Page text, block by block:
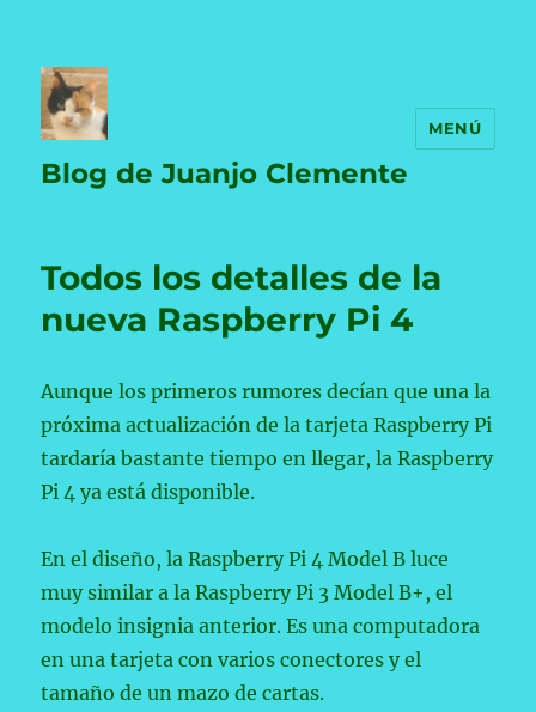
Blog de Juanjo Clemente
MENÚ
Todos los detalles de la
nueva Raspberry Pi 4
Aunque los primeros rumores decían que una la
próxima actualización de la tarjeta Raspberry Pi
tardaría bastante tiempo en llegar, la Raspberry
Pi 4 ya está disponible.
En el diseño, la Raspberry Pi 4 Model B luce
muy similar a la Raspberry Pi 3 Model B+, el
modelo insignia anterior. Es una computadora
en una tarjeta con varios conectores y el
tamaño de un mazo de cartas.